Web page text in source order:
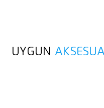
UYGUN